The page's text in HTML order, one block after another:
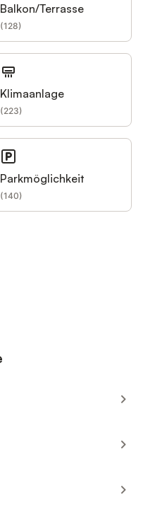
Balkon/Terrasse
(128)
Klimaanlage
(223)
Parkmöglichkeit
(140)